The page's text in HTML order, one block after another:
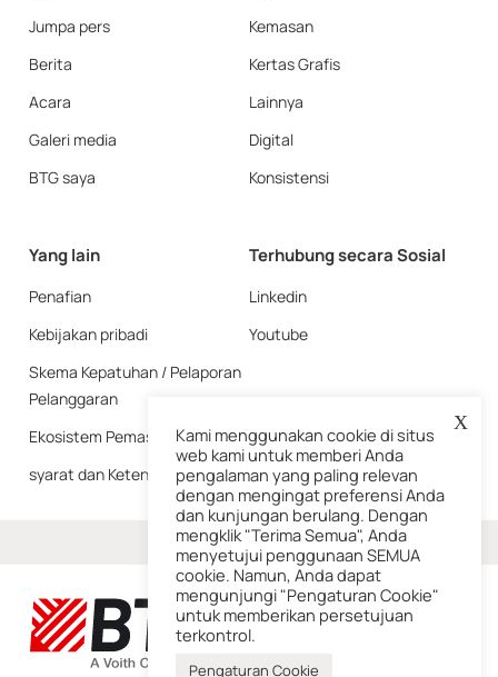
Jumpa pers
Berita
Acara
Galeri media
BTG saya
Kemasan
Kertas Grafis
Lainnya
Digital
Konsistensi
Yang lain
Penafian
Kebijakan pribadi
Skema Kepatuhan / Pelaporan
Pelanggaran
Ekosistem Pemasok
syarat dan Ketentuan
Terhubung secara Sosial
Linkedin
Youtube
Lagi
X
Kami menggunakan cookie di situs
web kami untuk memberi Anda
pengalaman yang paling relevan
dengan mengingat preferensi Anda
dan kunjungan berulang. Dengan
mengklik "Terima Semua", Anda
menyetujui penggunaan SEMUA
cookie. Namun, Anda dapat
mengunjungi "Pengaturan Cookie"
untuk memberikan persetujuan
terkontrol.
Pengaturan Cookie